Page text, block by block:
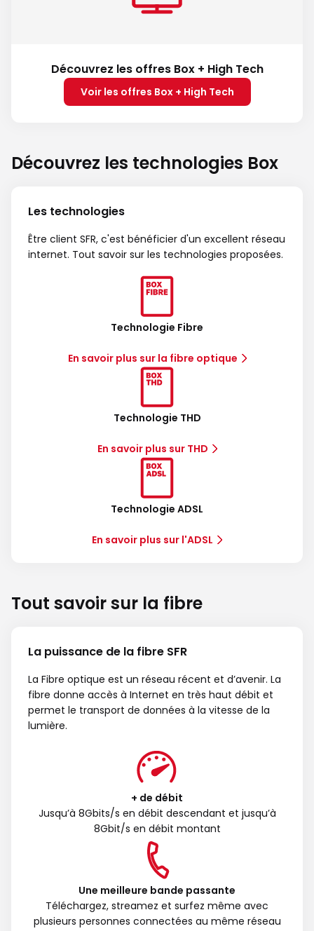
Découvrez les offres Box + High Tech
Voir les offres Box + High Tech
Découvrez les technologies Box
Les technologies
Être client SFR, c'est bénéficier d'un excellent réseau
internet. Tout savoir sur les technologies proposées.
Technologie Fibre
En savoir plus sur la fibre optique
Technologie THD
En savoir plus sur THD
Technologie ADSL
En savoir plus sur l'ADSL
Tout savoir sur la fibre
La puissance de la fibre SFR
La Fibre optique est un réseau récent et d’avenir. La
fibre donne accès à Internet en très haut débit et
permet le transport de données à la vitesse de la
lumière.
+ de débit
Jusqu’à 8Gbits/s en débit descendant et jusqu’à
8Gbit/s en débit montant
Une meilleure bande passante
Téléchargez, streamez et surfez même avec
plusieurs personnes connectées au même réseau